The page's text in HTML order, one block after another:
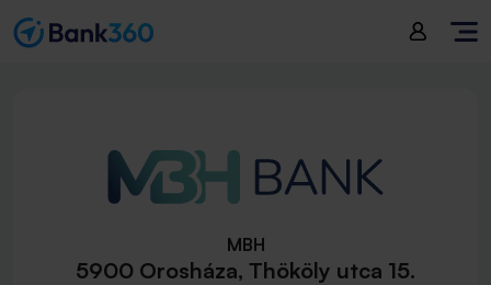
MBH
5900 Orosháza, Thököly utca 15.